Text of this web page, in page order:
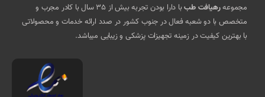
مجموعهرهیافت طب
با دارا بودن تجربه بیش از 35 سال با کادر مجرب و
متخصص با دو شعبه فعال در جنوب کشور در صدد ارائه خدمات و محصولاتی
با بهترین کیفیت در زمینه تجهیزات پزشکی و زیبایی میباشد.